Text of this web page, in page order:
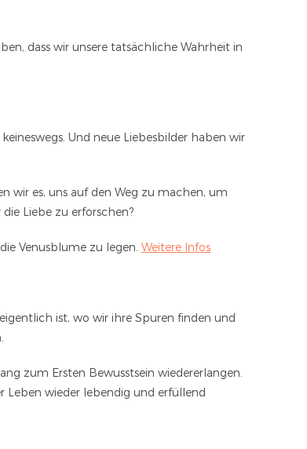
dass wir unsere tatsächliche Wahrheit in
Und neue Liebesbilder haben wir
wir es, uns auf den Weg zu machen, um
Liebe zu erforschen?
Venusblume zu legen. Weitere Infos
ist, wo wir ihre Spuren finden und
zum Ersten Bewusstsein wiedererlangen.
Leben wieder lebendig und erfüllend